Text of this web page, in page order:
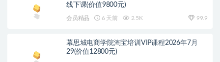
线下课(价值9800元)
会员精品 6 天前 2.5K 99.9
幕思城电商学院淘宝培训VIP课程2026年7月
29(价值12800元)